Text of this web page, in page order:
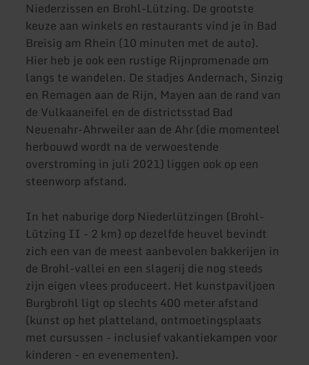
Niederzissen en Brohl-Lützing. De grootste
keuze aan winkels en restaurants vind je in Bad
Breisig am Rhein (10 minuten met de auto).
Hier heb je ook een rustige Rijnpromenade om
langs te wandelen. De stadjes Andernach, Sinzig
en Remagen aan de Rijn, Mayen aan de rand van
de Vulkaaneifel en de districtsstad Bad
Neuenahr-Ahrweiler aan de Ahr (die momenteel
herbouwd wordt na de verwoestende
overstroming in juli 2021) liggen ook op een
steenworp afstand.
In het naburige dorp Niederlützingen (Brohl-
Lützing II - 2 km) op dezelfde heuvel bevindt
zich een van de meest aanbevolen bakkerijen in
de Brohl-vallei en een slagerij die nog steeds
zijn eigen vlees produceert. Het kunstpaviljoen
Burgbrohl ligt op slechts 400 meter afstand
(kunst op het platteland, ontmoetingsplaats
met cursussen - inclusief vakantiekampen voor
kinderen - en evenementen).